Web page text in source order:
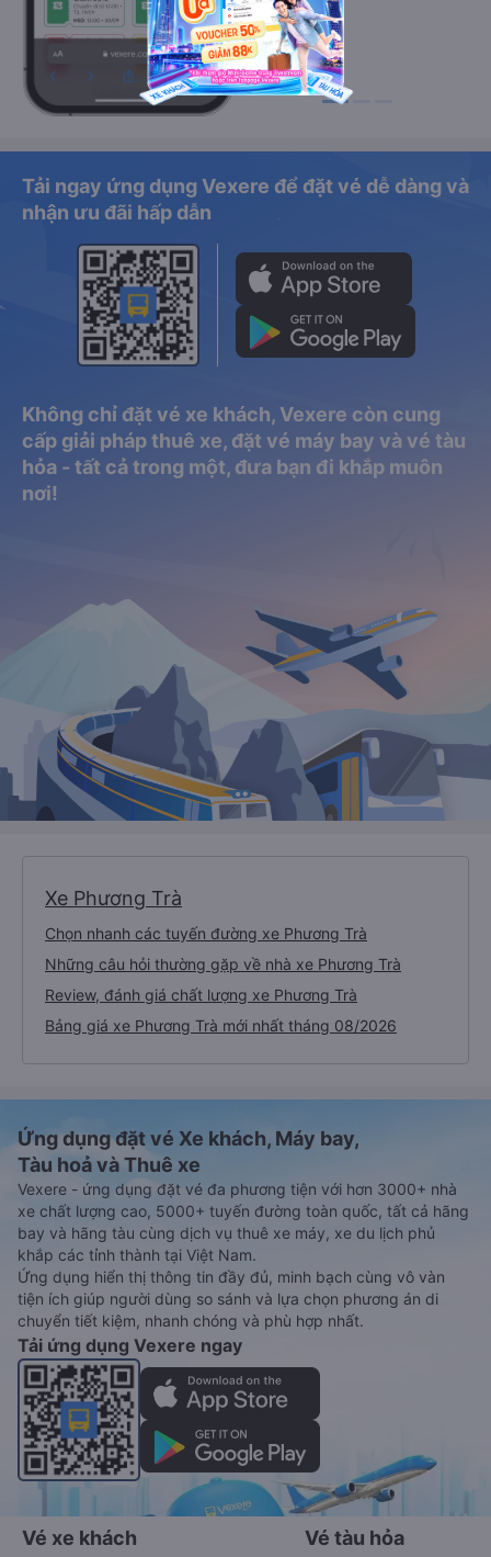
Tải ngay ứng dụng Vexere để đặt vé dễ dàng và
nhận ưu đãi hấp dẫn
Không chỉ đặt vé xe khách, Vexere còn cung
cấp giải pháp thuê xe, đặt vé máy bay và vé tàu
hỏa - tất cả trong một, đưa bạn đi khắp muôn
nơi!
Xe Phương Trà
Chọn nhanh các tuyến đường xe Phương Trà
Những câu hỏi thường gặp về nhà xe Phương Trà
Review, đánh giá chất lượng xe Phương Trà
Bảng giá xe Phương Trà mới nhất tháng 08/2026
Ứng dụng đặt vé Xe khách, Máy bay,
Tàu hoả và Thuê xe
Vexere - ứng dụng đặt vé đa phương tiện với hơn 3000+ nhà
xe chất lượng cao, 5000+ tuyến đường toàn quốc, tất cả hãng
bay và hãng tàu cùng dịch vụ thuê xe máy, xe du lịch phủ
khắp các tỉnh thành tại Việt Nam.
Ứng dụng hiển thị thông tin đầy đủ, minh bạch cùng vô vàn
tiện ích giúp người dùng so sánh và lựa chọn phương án di
chuyển tiết kiệm, nhanh chóng và phù hợp nhất.
Tải ứng dụng Vexere ngay
Vé xe khách Vé tàu hỏa